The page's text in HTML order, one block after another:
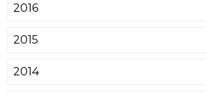
2016
2015
2014